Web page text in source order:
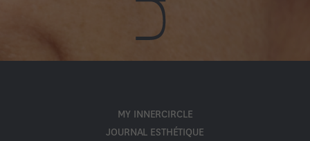
MY INNERCIRCLE
JOURNAL ESTHÉTIQUE